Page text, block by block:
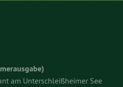
am Unterschleißheimer See